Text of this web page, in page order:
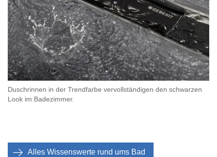
Duschrinnen in der Trendfarbe vervollständigen den schwarzen
Look im Badezimmer.
Alles Wissenswerte rund ums Bad